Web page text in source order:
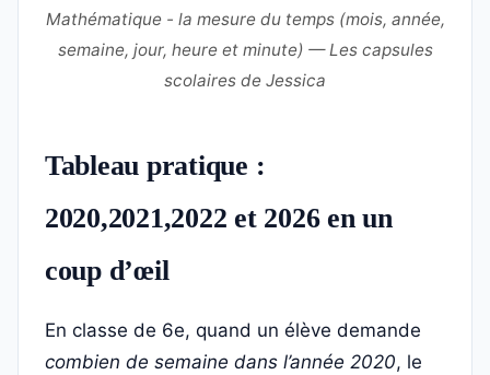
Mathématique - la mesure du temps (mois, année,
semaine, jour, heure et minute) — Les capsules
scolaires de Jessica
Tableau pratique :
2020,2021,2022 et 2026 en un
coup d’œil
En classe de 6e, quand un élève demande
combien de semaine dans l’année 2020, le